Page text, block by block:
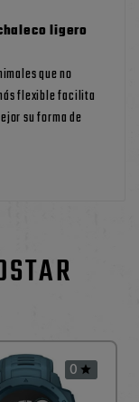
ligero
que no
flexible facilita
su forma de
0 